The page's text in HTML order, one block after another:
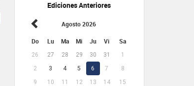
Ediciones Anteriores
Agosto 2026
Do Lu Ma Mi Ju Vi Sa
26 27 28 29 30 31
1
2
3 4 5 6 7
8
9
10 11 12 13 14
15